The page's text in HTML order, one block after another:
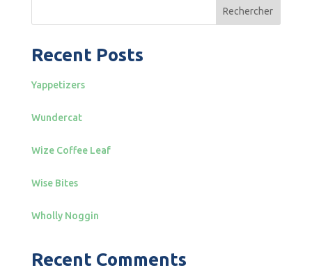
Rechercher
Recent Posts
Yappetizers
Wundercat
Wize Coffee Leaf
Wise Bites
Wholly Noggin
Recent Comments